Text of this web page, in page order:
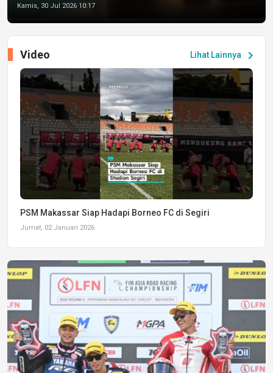
Kamis, 30 Jul 2026 10:17
Lihat Lainnya chevron_right
Video
PSM Makassar Siap Hadapi Borneo FC di Segiri
Jumat, 02 Januari 2026